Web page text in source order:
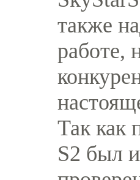
также
работе,
Так как
S2 был